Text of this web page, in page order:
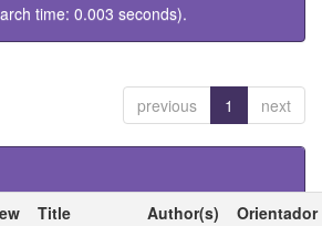
time: 0.003 seconds).
previous 1 next
Title Author(s)
Orientador